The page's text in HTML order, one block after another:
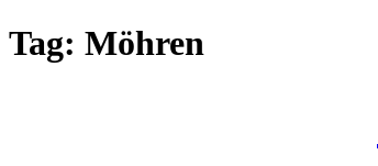
Tag: Möhren